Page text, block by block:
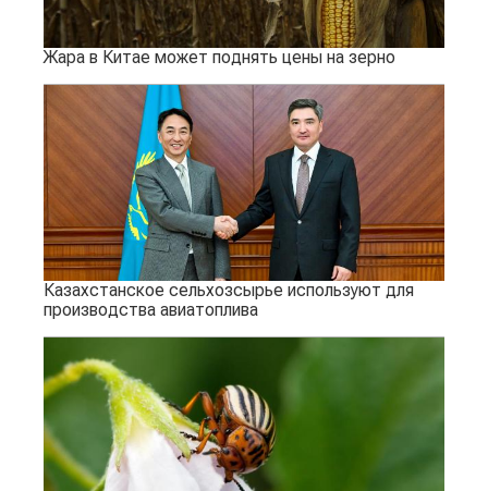
Жара в Китае может поднять цены на зерно
Казахстанское сельхозсырье используют для
производства авиатоплива